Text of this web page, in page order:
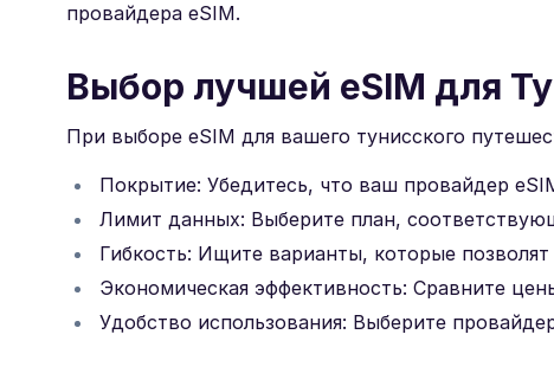
провайдера eSIM.
Выбор лучшей eSIM для
При выборе eSIM для вашего тунисского
Покрытие: Убедитесь, что ваш провайдер
Лимит данных: Выберите план,
Гибкость: Ищите варианты, которые
Экономическая эффективность: Сравните
Удобство использования: Выберите